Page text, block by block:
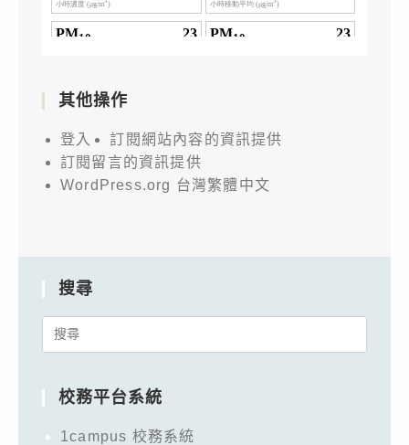
其他操作
登入
訂閱網站內容的資訊提供
訂閱留言的資訊提供
WordPress.org 台灣繁體中文
搜尋
Search
校務平台系統
1campus 校務系統